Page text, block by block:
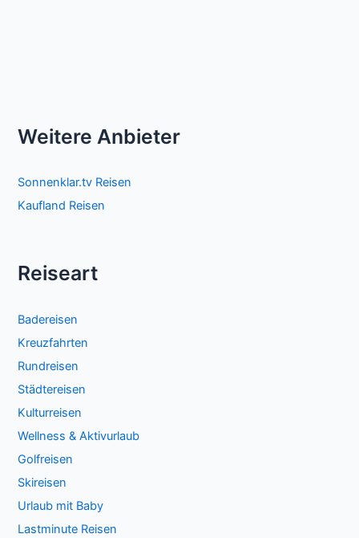
Weitere Anbieter
Sonnenklar.tv Reisen
Kaufland Reisen
Reiseart
Badereisen
Kreuzfahrten
Rundreisen
Städtereisen
Kulturreisen
Wellness & Aktivurlaub
Golfreisen
Skireisen
Urlaub mit Baby
Lastminute Reisen